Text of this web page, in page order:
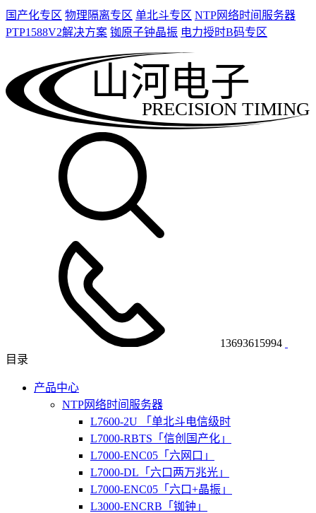
国产化专区 物理隔离专区 单北斗专区 NTP网络时间服务器
PTP1588V2解决方案 铷原子钟晶振 电力授时B码专区
PRECISION TIMING
山河电子
13693615994
目录
产品中心
NTP网络时间服务器
L7600-2U 「单北斗电信级时
L7000-RBTS「信创国产化」
L7000-ENC05「六网口」
L7000-DL「六口两万兆光」
L7000-ENC05「六口+晶振」
L3000-ENCRB「铷钟」